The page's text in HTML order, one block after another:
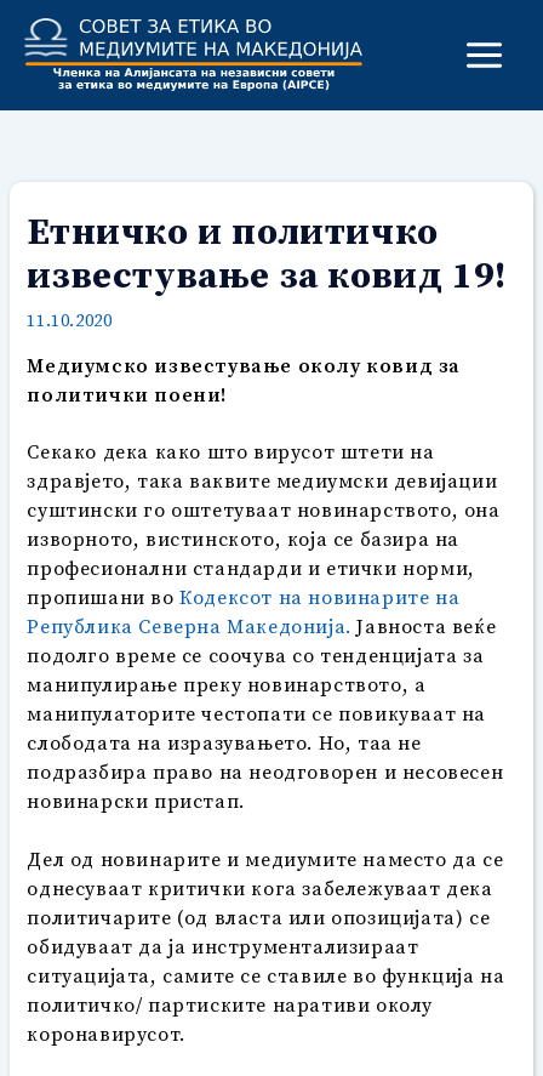
content
Етничко и политичко
известување за ковид 19!
11.10.2020
Медиумско известување околу ковид за
политички поени!
Секако дека како што вирусот штети на
здравјето, така ваквите медиумски девијации
суштински го оштетуваат новинарството, она
изворното, вистинското, која се базира на
професионални стандарди и етички норми,
пропишани воКодексот на новинарите на
Република Северна Македонија. Јавноста веќе
подолго време се соочува со тенденцијата за
манипулирање преку новинарството, а
манипулаторите честопати се повикуваат на
слободата на изразувањето. Но, таа не
подразбира право на неодговорен и несовесен
новинарски пристап.
Дел од новинарите и медиумите наместо да се
однесуваат критички кога забележуваат дека
политичарите (од власта или опозицијата) се
обидуваат да ја инструментализираат
ситуацијата, самите се ставиле во функција на
политичко/ партиските наративи околу
коронавирусот.